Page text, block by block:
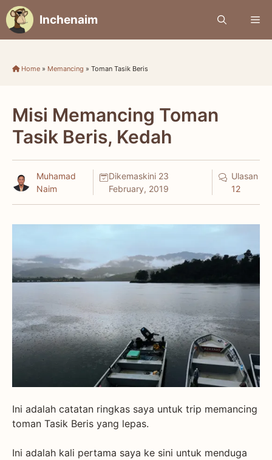
Skip
to
content
Inchenaim
Home » Memancing » Toman Tasik Beris
Misi Memancing Toman
Tasik Beris, Kedah
Muhamad
Naim
Dikemaskini 23
February, 2019
Ulasan
12
Ini adalah catatan ringkas saya untuk trip memancing
toman Tasik Beris yang lepas.
Ini adalah kali pertama saya ke sini untuk menduga